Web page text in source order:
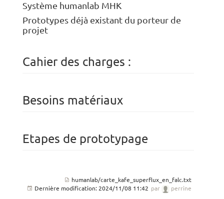
Système humanlab MHK
Prototypes déjà existant du porteur de
projet
Cahier des charges :
Besoins matériaux
Etapes de prototypage
humanlab/carte_kafe_superflux_en_falc.txt
Dernière modification: 2024/11/08 11:42 par perrine